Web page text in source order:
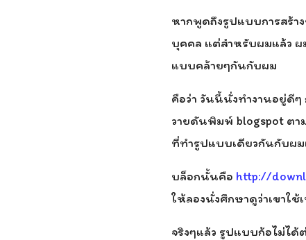
หากพูดถึงรูปแบบการสร้า
บุคคล แต่สำหรับผมแล้ว ผ
แบบคล้ายๆกันกับผม
คือว่า วันนี้นั่งทำงานอยู่ดีๆ
วายดันพิมพ์ blogspot ตา
ที่ทำรูปแบบเดียวกันกับผ
บล็อกนั้นคือ http://
ให้ลองนั่งศึกษาดูว่าเขาใ
จริงๆแล้ว รูปแบบก้อไม่ไ